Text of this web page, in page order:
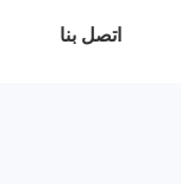
اتصل بنا